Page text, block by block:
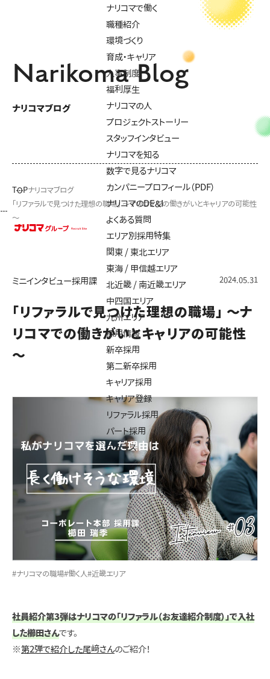
ナリコマで働く
職種紹介
環境づくり
育成・キャリア
人事制度
福利厚生
ナリコマの人
プロジェクトストーリー
スタッフインタビュー
ナリコマを知る
数字で見るナリコマ
カンパニープロフィール（PDF）
ナリコマのDE&I
よくある質問
エリア別採用特集
関東 / 東北エリア
東海 / 甲信越エリア
北近畿 / 南近畿エリア
中四国エリア
九州エリア
採用情報
新卒採用
第二新卒採用
キャリア採用
キャリア登録
リファラル採用
パート採用
ニュース
Narikoma Blog
ナリコマブログ
TOPナリコマブログ
「リファラルで見つけた理想の職場」 ～ナリコマでの働きがいとキャリアの可能性
～
ミニインタビュー採用課 2024.05.31
「リファラルで見つけた理想の職場」 ～ナ
リコマでの働きがいとキャリアの可能性
～
#ナリコマの職場#働く人#近畿エリア
社員紹介第3弾はナリコマの「リファラル（お友達紹介制度）」で入社
した櫛田さんです。
※第2弾で紹介した尾﨑さんのご紹介！